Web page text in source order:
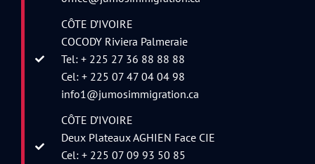
CÔTE D’IVOIRE
COCODY Riviera Palmeraie
Tel: + 225 27 36 88 88 88
Cel: + 225 07 47 04 04 98
info1@jumosimmigration.ca
CÔTE D’IVOIRE
Deux Plateaux AGHIEN Face CIE
Cel: + 225 07 09 93 50 85